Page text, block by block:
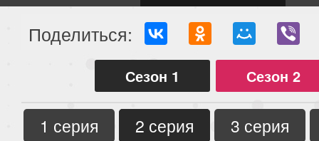
Поделиться:
Сезон 1 Сезон 2
1 серия 2 серия
3 серия